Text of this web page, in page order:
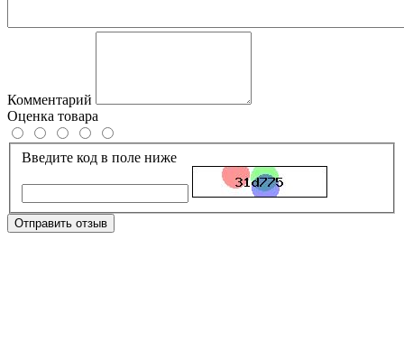
Комментарий
Оценка товара
Введите код в поле ниже
Отправить отзыв